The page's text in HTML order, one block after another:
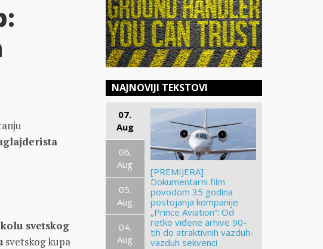
svetskog
svetskog kupа
NAJNOVIJI TEKSTOVI
07.
Aug
06.
Aug
05.
Aug
04.
Aug
[PREMIJERA]
Dokumentarni film
povodom 35 godina
postojanja kompanije
„Prince Aviation“: Od
retko viđene arhive 90-
tih do atraktivnih vazduh-
vazduh sekvenci